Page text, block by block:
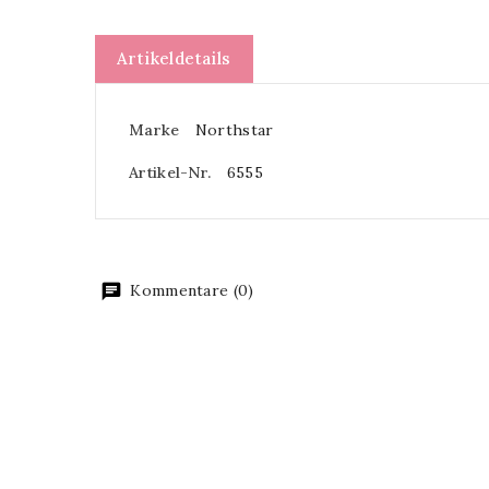
Artikeldetails
Marke Northstar
Artikel-Nr. 6555
Kommentare (0)